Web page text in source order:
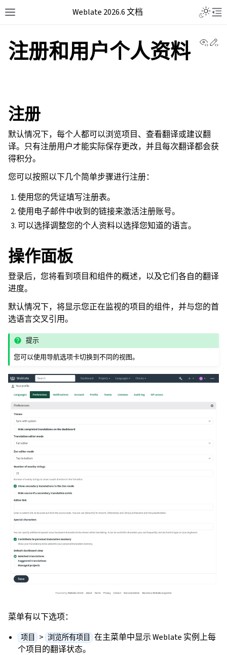
Weblate 2026.6 文档
注册和用户个人资料
注册
默认情况下，每个人都可以浏览项目、查看翻译或建议翻
译。只有注册用户才能实际保存更改，并且每次翻译都会获
得积分。
您可以按照以下几个简单步骤进行注册：
使用您的凭证填写注册表。
使用电子邮件中收到的链接来激活注册账号。
可以选择调整您的个人资料以选择您知道的语言。
操作面板
登录后，您将看到项目和组件的概述，以及它们各自的翻译
进度。
默认情况下，将显示您正在监视的项目的组件，并与您的首
选语言交叉引用。
提示
您可以使用导航选项卡切换到不同的视图。
菜单有以下选项：
项目 > 浏览所有项目 在主菜单中显示 Weblate 实例上每
个项目的翻译状态。